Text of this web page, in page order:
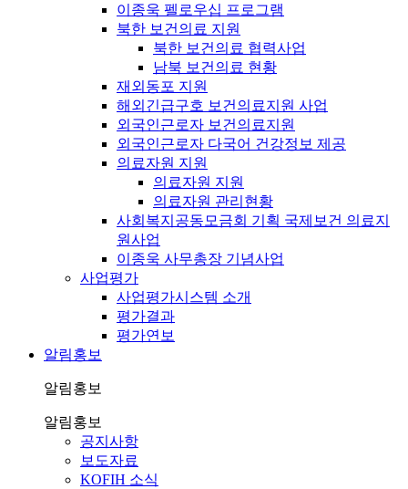
이종욱 펠로우십 프로그램
북한 보건의료 지원
북한 보건의료 협력사업
남북 보건의료 현황
재외동포 지원
해외긴급구호 보건의료지원 사업
외국인근로자 보건의료지원
외국인근로자 다국어 건강정보 제공
의료자원 지원
의료자원 지원
의료자원 관리현황
사회복지공동모금회 기획 국제보건 의료지
원사업
이종욱 사무총장 기념사업
사업평가
사업평가시스템 소개
평가결과
평가연보
알림홍보
알림홍보
알림홍보
공지사항
보도자료
KOFIH 소식